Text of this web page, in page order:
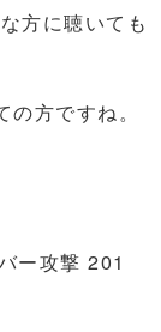
方に聴いても
方ですね。
ー攻撃 201